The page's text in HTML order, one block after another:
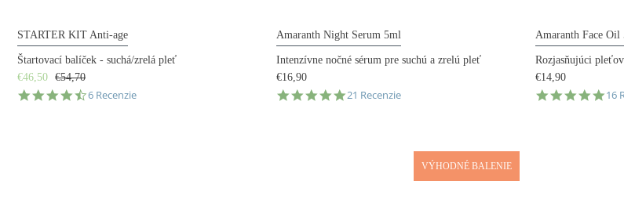
STARTER KIT Anti-age
Štartovací balíček - suchá/zrelá pleť
€46,50 €54,70
4.7
6 Recenzie
Amaranth Night Serum 5ml
Intenzívne nočné sérum pre suchú a zrelú pleť
€16,90
5.0
21 Recenzie
Amaranth Face Oil
Rozjasňujúci
€14,90
5.0
16
VÝHODNÉ BALENIE